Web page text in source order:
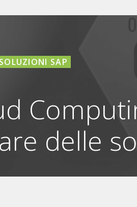
SAP
delle